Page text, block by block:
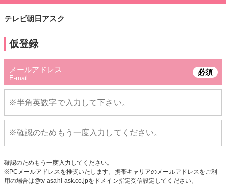
テレビ朝日アスク
仮登録
メールアドレス
E-mail
必須
確認のためもう一度入力してください。
※PCメールアドレスを推奨いたします。携帯キャリアのメールアドレスをご利
用の場合は@tv-asahi-ask.co.jpをドメイン指定受信設定してください。